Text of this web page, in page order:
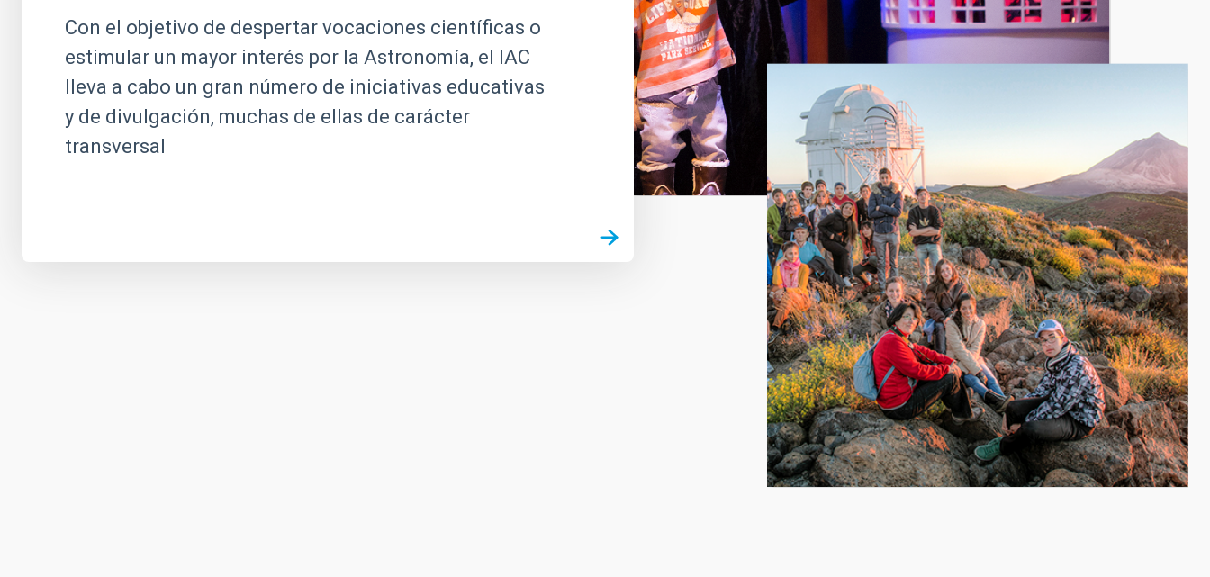
Con el objetivo de despertar vocaciones científicas o
estimular un mayor interés por la Astronomía, el IAC
lleva a cabo un gran número de iniciativas educativas
y de divulgación, muchas de ellas de carácter
transversal